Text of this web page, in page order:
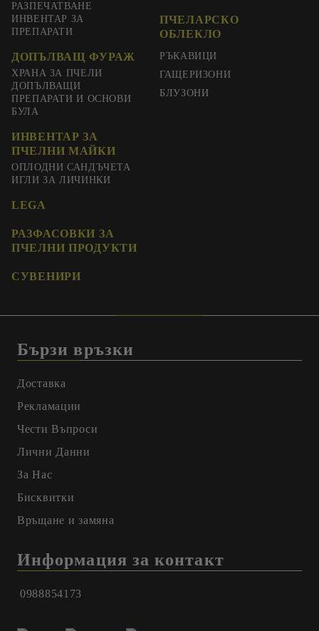
РАЗПЕЧАТВАНЕ
ИНВЕНТАР ЗА
ПРЕПАРАТИ
ДОПЪЛВАЩ ФУРАЖ
ХРАНА ЗА ПЧЕЛИ
ДОПЪЛВАЩИ
ПРЕПАРАТИ И ОСНОВИ
ПЧЕЛАРСКО
ОБЛЕКЛО
РЪКАВИЦИ
ГАЩЕРИЗОНИ
БЛУЗОНИ
БУЛА
ИНВЕНТАР ЗА
ПЧЕЛНИ МАЙКИ
ОПЛОДНИ САНДЪЧЕТА
ИГЛИ ЗА ЛИЧИНКИ
LEGA
РАЗФАСОВКИ ЗА
ПЧЕЛНИ ПРОДУКТИ
СУВЕНИРИ
Бързи връзки
Доставка
Рекламации
Чести Въпроси
Лични Данни
За Нас
Бисквитки
Връщане и замяна
Информация за контакт
0988854173